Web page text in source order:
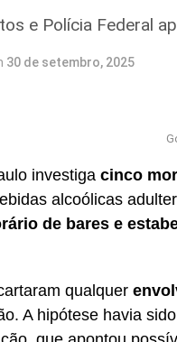
e Polícia Federal
30 de setembro, 2025
investiga cinco
alcoólicas
de bares e
qualquer
A hipótese havia